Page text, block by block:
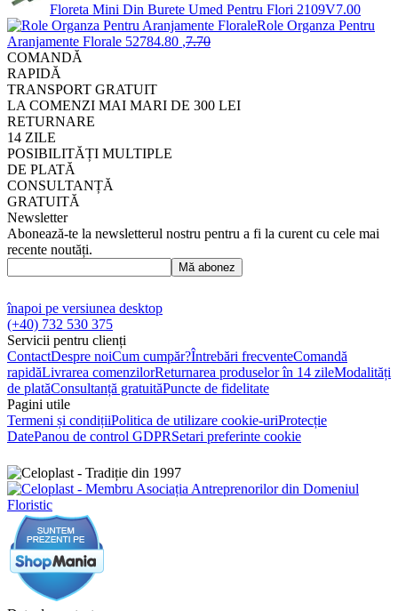
Floreta Mini Din Burete Umed Pentru Flori 2109V7.00
Role Organza Pentru
Aranjamente Florale 52784.80 ,7.70
COMANDĂ
RAPIDĂ
TRANSPORT GRATUIT
LA COMENZI MAI MARI DE 300 LEI
RETURNARE
14 ZILE
POSIBILITĂȚI MULTIPLE
DE PLATĂ
CONSULTANȚĂ
GRATUITĂ
Newsletter
Abonează-te la newsletterul nostru pentru a fi la curent cu cele mai
recente noutăți.
Mă abonez
înapoi pe versiunea desktop
(+40) 732 530 375
Servicii pentru clienți
ContactDespre noiCum cumpăr?Întrebări frecventeComandă
rapidăLivrarea comenzilorReturnarea produselor în 14 zileModalități
de platăConsultanță gratuităPuncte de fidelitate
Pagini utile
Termeni și condițiiPolitica de utilizare cookie-uriProtecție
DatePanou de control GDPRSetari preferinte cookie